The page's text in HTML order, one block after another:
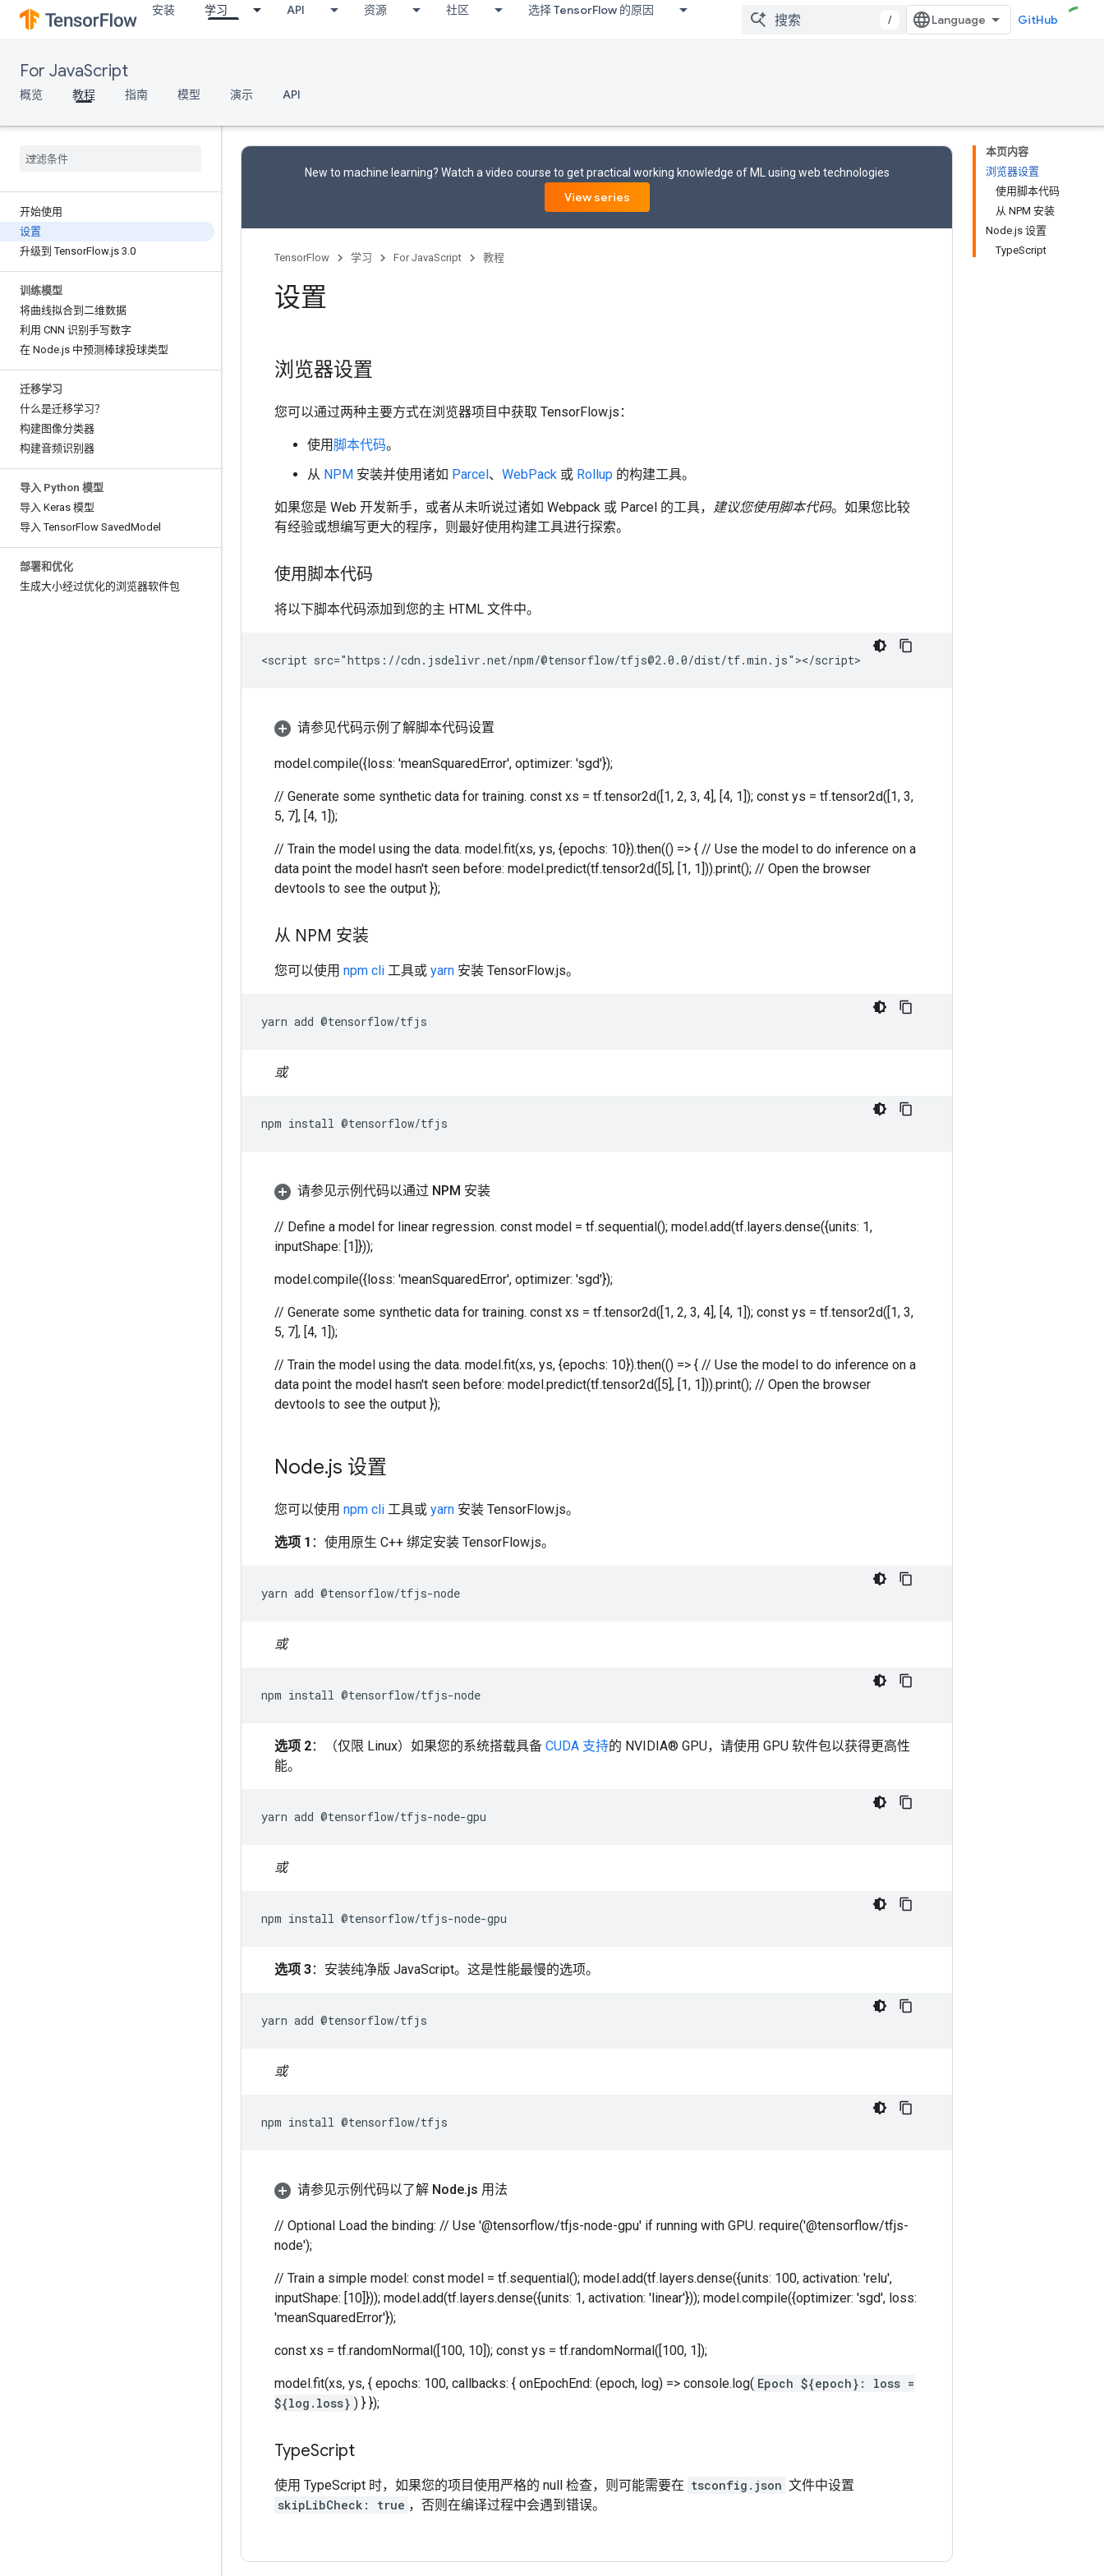
安装 学习 API 资源 社区 选择 TensorFlow 的原因
/ GitHub
For JavaScript
概览 教程 指南 模型 演示 API
开始使用
设置
升级到 TensorFlow.js 3.0
训练模型
将曲线拟合到二维数据
利用 CNN 识别手写数字
在 Node.js 中预测棒球投球类型
迁移学习
什么是迁移学习？
构建图像分类器
构建音频识别器
导入 Python 模型
导入 Keras 模型
导入 TensorFlow SavedModel
部署和优化
生成大小经过优化的浏览器软件包
本页内容
浏览器设置
使用脚本代码
从 NPM 安装
Node.js 设置
TypeScript
New to machine learning? Watch a video course to get practical working knowledge of ML using web technologies
View series
TensorFlow 学习 For JavaScript 教程
设置
浏览器设置
您可以通过两种主要方式在浏览器项目中获取 TensorFlow.js：
使用 脚本代码。
从 NPM 安装并使用诸如 Parcel、 WebPack 或 Rollup 的构建工具。
如果您是 Web 开发新手，或者从未听说过诸如 Webpack 或 Parcel 的工具， 建议您使用脚本代码。如果您比较
有经验或想编写更大的程序，则最好使用构建工具进行探索。
使用脚本代码
将以下脚本代码添加到您的主 HTML 文件中。
请参见代码示例了解脚本代码设置
model.compile({loss: 'meanSquaredError', optimizer: 'sgd'});
// Generate some synthetic data for training. const xs = tf.tensor2d([1, 2, 3, 4], [4, 1]); const ys = tf.tensor2d([1, 3,
5, 7], [4, 1]);
// Train the model using the data. model.fit(xs, ys, {epochs: 10}).then(() => { // Use the model to do inference on a
data point the model hasn't seen before: model.predict(tf.tensor2d([5], [1, 1])).print(); // Open the browser
devtools to see the output });
从 NPM 安装
您可以使用 npm cli 工具或 yarn 安装 TensorFlow.js。
yarn add @tensorflow/tfjs
或
npm install @tensorflow/tfjs
请参见示例代码以通过 NPM 安装
// Define a model for linear regression. const model = tf.sequential(); model.add(tf.layers.dense({units: 1,
inputShape: [1]}));
model.compile({loss: 'meanSquaredError', optimizer: 'sgd'});
// Generate some synthetic data for training. const xs = tf.tensor2d([1, 2, 3, 4], [4, 1]); const ys = tf.tensor2d([1, 3,
5, 7], [4, 1]);
// Train the model using the data. model.fit(xs, ys, {epochs: 10}).then(() => { // Use the model to do inference on a
data point the model hasn't seen before: model.predict(tf.tensor2d([5], [1, 1])).print(); // Open the browser
devtools to see the output });
Node.js 设置
您可以使用 npm cli 工具或 yarn 安装 TensorFlow.js。
选项 1 ：使用原生 C++ 绑定安装 TensorFlow.js。
yarn add @tensorflow/tfjs-node
或
npm install @tensorflow/tfjs-node
选项 2：（仅限 Linux）如果您的系统搭载具备 CUDA 支持的 NVIDIA® GPU，请使用 GPU 软件包以获得更高性
能。
yarn add @tensorflow/tfjs-node-gpu
或
npm install @tensorflow/tfjs-node-gpu
选项 3：安装纯净版 JavaScript。这是性能最慢的选项。
yarn add @tensorflow/tfjs
或
npm install @tensorflow/tfjs
请参见示例代码以了解 Node.js 用法
// Optional Load the binding: // Use '@tensorflow/tfjs-node-gpu' if running with GPU. require('@tensorflow/tfjs-
node');
// Train a simple model: const model = tf.sequential(); model.add(tf.layers.dense({units: 100, activation: 'relu',
inputShape: [10]})); model.add(tf.layers.dense({units: 1, activation: 'linear'})); model.compile({optimizer: 'sgd', loss:
'meanSquaredError'});
const xs = tf.randomNormal([100, 10]); const ys = tf.randomNormal([100, 1]);
model.fit(xs, ys, { epochs: 100, callbacks: { onEpochEnd: (epoch, log) => console.log( Epoch ${epoch}: loss =
${log.loss} ) } });
TypeScript
使用 TypeScript 时，如果您的项目使用严格的 null 检查，则可能需要在 tsconfig.json 文件中设置
skipLibCheck: true ，否则在编译过程中会遇到错误。